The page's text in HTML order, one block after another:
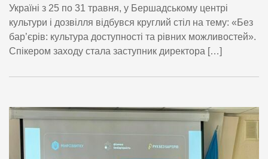
Україні з 25 по 31 травня, у Бершадському центрі
культури і дозвілля відбувся круглий стіл на тему: «Без
бар’єрів: культура доступності та рівних можливостей».
Спікером заходу стала заступник директора […]